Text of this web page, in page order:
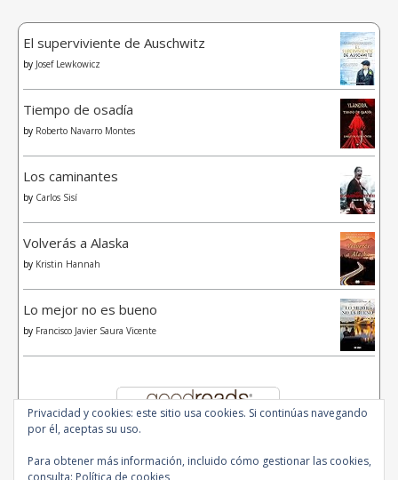
El superviviente de Auschwitz
by Josef Lewkowicz
Tiempo de osadía
by Roberto Navarro Montes
Los caminantes
by Carlos Sisí
Volverás a Alaska
by Kristin Hannah
Lo mejor no es bueno
by Francisco Javier Saura Vicente
Privacidad y cookies: este sitio usa cookies. Si continúas navegando
por él, aceptas su uso.
Para obtener más información, incluido cómo gestionar las cookies,
consulta: Política de cookies